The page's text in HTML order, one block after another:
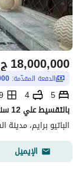
18,000,000
الدفعة المقدّمة:
5
4
الباتيو برايم،
الإيميل